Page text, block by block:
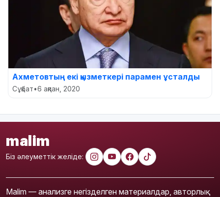
Ахметовтың екі қызметкері парамен ұсталды
Сұқбат•6 ақпан, 2020
malim
Біз әлеуметтік желіде:
Malim — анализге негізделген материалдар, авторлық